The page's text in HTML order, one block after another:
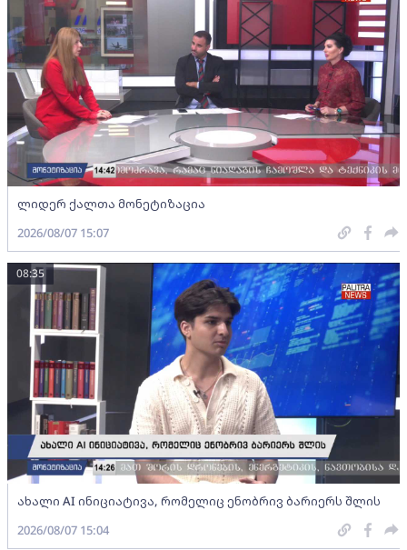
ლიდერ ქალთა მონეტიზაცია
2026/08/07 15:07
ახალი AI ინიციატივა, რომელიც ენობრივ ბარიერს შლის
08:35
2026/08/07 15:04